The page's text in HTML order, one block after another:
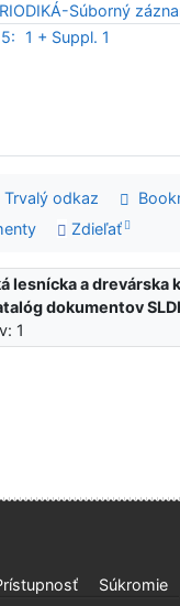
Súborný
1 + Suppl. 1
Trvalý odkaz
Zdieľať
lesnícka a drevárska
dokumentov
1
Súkromie